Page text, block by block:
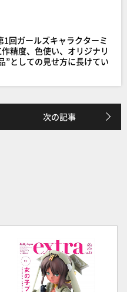
回ガールズキャラクターミ
精度、色使い、オリジナリ
”としての見せ方に長けてい
次の記事